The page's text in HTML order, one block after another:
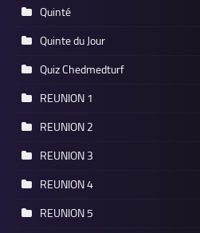
Quinté
Quinte du Jour
Quiz Chedmedturf
REUNION 1
REUNION 2
REUNION 3
REUNION 4
REUNION 5